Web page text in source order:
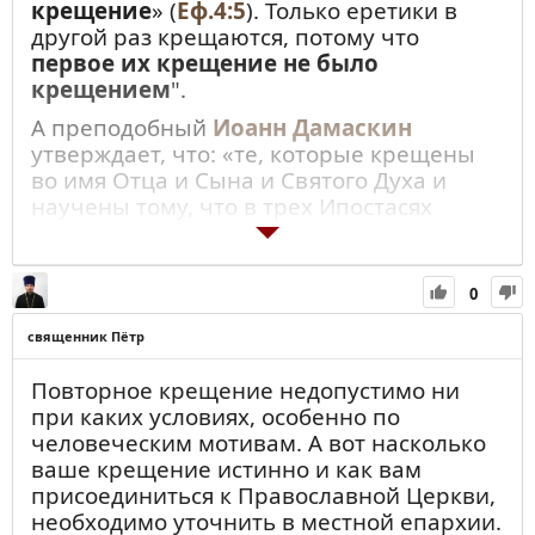
крещение» (Еф.4:5). Только еретики в
другой раз крещаются, потому что
первое их крещение не было
крещением".
А преподобный Иоанн Дамаскин
утверждает, что: «те, которые крещены
во имя Отца и Сына и Святого Духа и
научены тому, что в трех Ипостасях
едино естество Божества, после
перекрещиваются, то они снова
распинают
0
священник Пётр
Повторное крещение недопустимо ни
при каких условиях, особенно по
человеческим мотивам. А вот насколько
ваше крещение истинно и как вам
присоединиться к Православной Церкви,
необходимо уточнить в местной епархии.